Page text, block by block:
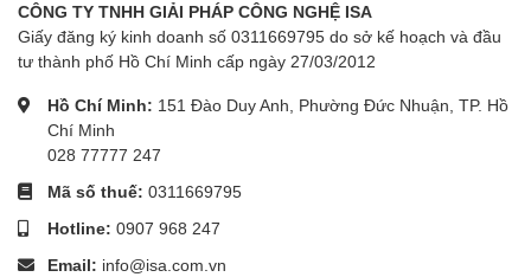
CÔNG TY TNHH GIẢI PHÁP CÔNG NGHỆ ISA
Giấy đăng ký kinh doanh số 0311669795 do sở kế hoạch và đầu
tư thành phố Hồ Chí Minh cấp ngày 27/03/2012
Hồ Chí Minh: 151 Đào Duy Anh, Phường Đức Nhuận, TP. Hồ
Chí Minh
028 77777 247
Mã số thuế: 0311669795
Hotline: 0907 968 247
Email: info@isa.com.vn